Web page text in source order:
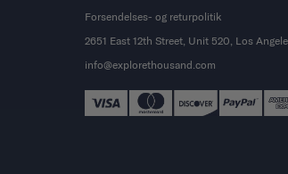
Forsendelses- og returpolitik
2651 East 12th Street, Unit 520, Los
info@explorethousand.com